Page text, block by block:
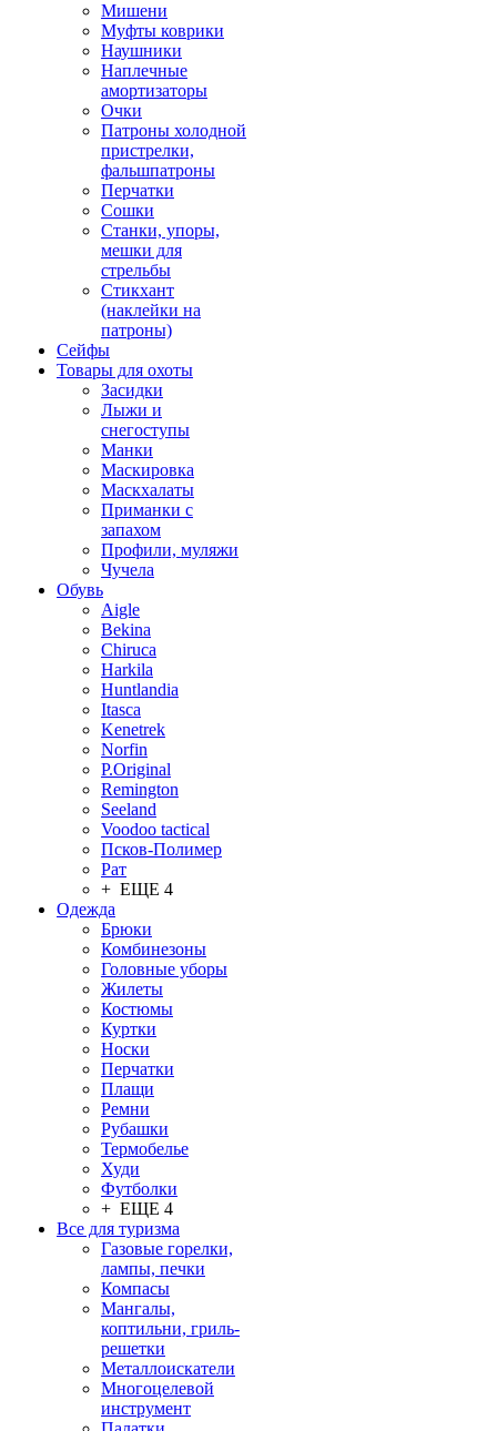
Мишени
Муфты коврики
Наушники
Наплечные
амортизаторы
Очки
Патроны холодной
пристрелки,
фальшпатроны
Перчатки
Сошки
Станки, упоры,
мешки для
стрельбы
Стикхант
(наклейки на
патроны)
Сейфы
Товары для охоты
Засидки
Лыжи и
снегоступы
Манки
Маскировка
Маскхалаты
Приманки с
запахом
Профили, муляжи
Чучела
Обувь
Aigle
Bekina
Chiruсa
Harkila
Huntlandia
Itasca
Kenetrek
Norfin
P.Original
Remington
Seeland
Voodoo tactical
Псков-Полимер
Рат
+ ЕЩЕ 4
Одежда
Брюки
Комбинезоны
Головные уборы
Жилеты
Костюмы
Куртки
Носки
Перчатки
Плащи
Ремни
Рубашки
Термобелье
Худи
Футболки
+ ЕЩЕ 4
Все для туризма
Газовые горелки,
лампы, печки
Компасы
Мангалы,
коптильни, гриль-
решетки
Металлоискатели
Многоцелевой
инструмент